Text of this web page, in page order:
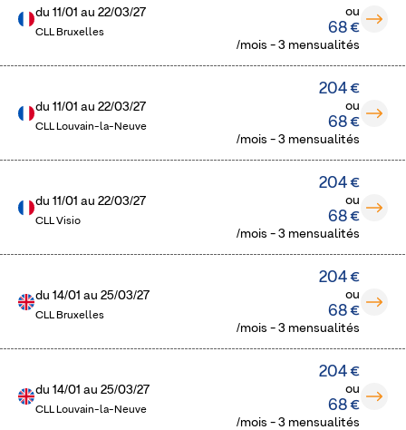
du11/01 au22/03/27
CLL Bruxelles
ou
68 €
/mois - 3 mensualités
du11/01 au22/03/27
CLL Louvain-la-Neuve
204 €
ou
68 €
/mois - 3 mensualités
du11/01 au22/03/27
CLL Visio
204 €
ou
68 €
/mois - 3 mensualités
du14/01 au25/03/27
CLL Bruxelles
204 €
ou
68 €
/mois - 3 mensualités
du14/01 au25/03/27
CLL Louvain-la-Neuve
204 €
ou
68 €
/mois - 3 mensualités